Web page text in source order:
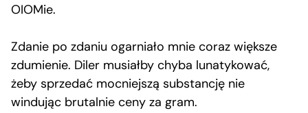
OIOMie.
Zdanie po zdaniu ogarniało mnie coraz większe
zdumienie. Diler musiałby chyba lunatykować,
żeby sprzedać mocniejszą substancję nie
windując brutalnie ceny za gram.